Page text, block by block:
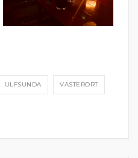
ULFSUNDA VÄSTERORT